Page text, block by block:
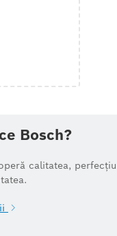
Bosch?
calitatea,